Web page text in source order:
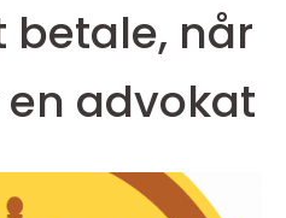
betale, når
advokat